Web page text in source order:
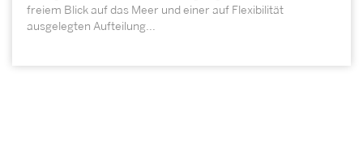
freiem Blick auf das Meer und einer auf Flexibilität
ausgelegten Aufteilung...